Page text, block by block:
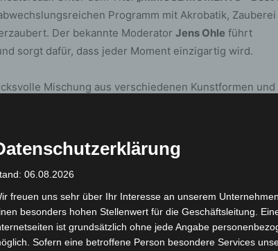
Programm mit Akrobatik, Zauberei
Der bekannte Moderator Jens Ohle führt
sorgt dafür, dass jeder Moment einzigartig wird.
Mischung aus verschiedenen Kunstformen und
sich die Zuschauer auf folgende Künstler freuen:
seine waghalsige Leiterakrobatik, spektakuläre
Jens Ohle mit seiner Interaktion mit dem Publikum für
Hannoveranerin beeindruckt mit ästhetischer
Ihre Darbietungen sind ein
06.08.2026
freuen uns sehr über Ihr Interesse an unserem
besonders hohen Stellenwert für die Geschäftsleitung.
ist grundsätzlich ohne jede Angabe
Sofern eine betroffene Person besondere Services